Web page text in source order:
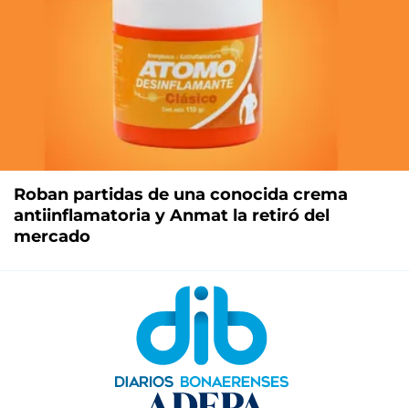
Roban partidas de una conocida crema
antiinflamatoria y Anmat la retiró del
mercado